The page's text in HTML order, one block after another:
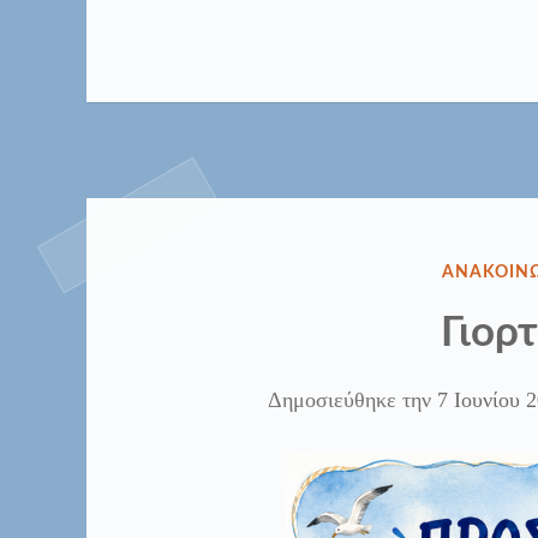
Δημοσιεύθηκε την 7 Ιουνίου